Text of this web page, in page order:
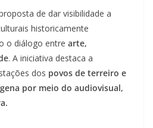
de dar visibilidade a
historicamente
o diálogo entre arte,
. A iniciativa destaca a
dos povos de terreiro e
por meio do audiovisual,